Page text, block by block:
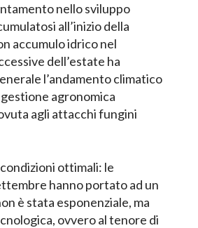
nello sviluppo
all’inizio della
accumulo idrico nel
dell’estate ha
l’andamento climatico
agronomica
agli attacchi fungini
ottimali: le
hanno portato ad un
è stata esponenziale, ma
ovvero al tenore di